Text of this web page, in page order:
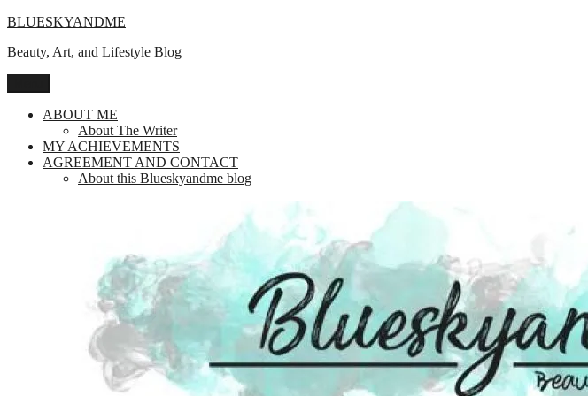
Skip
content
BLUESKYANDME
Beauty, Art, and Lifestyle Blog
ABOUT ME
About The Writer
MY ACHIEVEMENTS
AGREEMENT AND CONTACT
About this Blueskyandme blog